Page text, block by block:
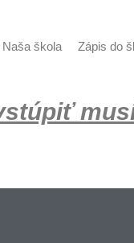
Naša škola Zápis do